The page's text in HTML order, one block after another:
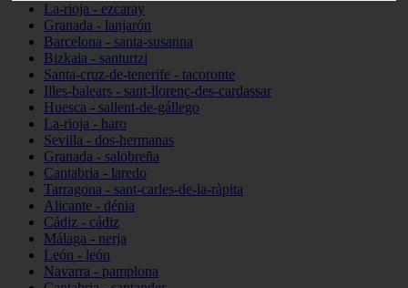
La-rioja - ezcaray
Granada - lanjarón
Barcelona - santa-susanna
Bizkaia - santurtzi
Santa-cruz-de-tenerife - tacoronte
Illes-balears - sant-llorenç-des-cardassar
Huesca - sallent-de-gállego
La-rioja - haro
Sevilla - dos-hermanas
Granada - salobreña
Cantabria - laredo
Tarragona - sant-carles-de-la-ràpita
Alicante - dénia
Cádiz - cádiz
Málaga - nerja
León - león
Navarra - pamplona